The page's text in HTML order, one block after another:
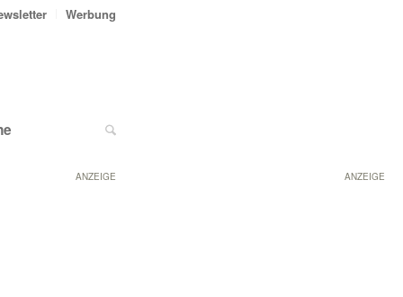
ANZEIGE
Werbung
ANZEIGE